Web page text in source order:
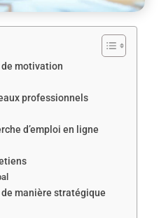
motivation
professionnels
d’emploi en ligne
manière stratégique